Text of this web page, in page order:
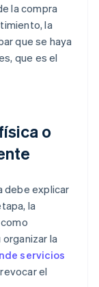
la compra
la
que se haya
que es el
o
debe explicar
la
la
servicios
el